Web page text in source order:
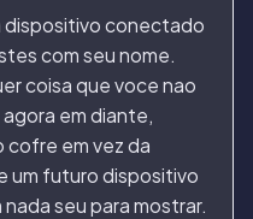
dispositivo conectado
com seu nome.
coisa que voce nao
em diante,
cofre em vez da
um futuro dispositivo
seu para mostrar.